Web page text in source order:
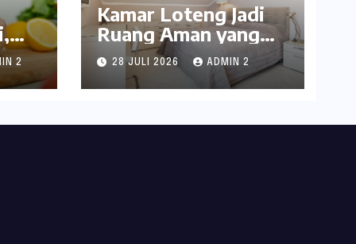
2
Kamar Loteng Jadi
Ruang Aman yang
Penuh Kepribadian
di Dalam Rumah
28 JULI 2026 ADMIN 2